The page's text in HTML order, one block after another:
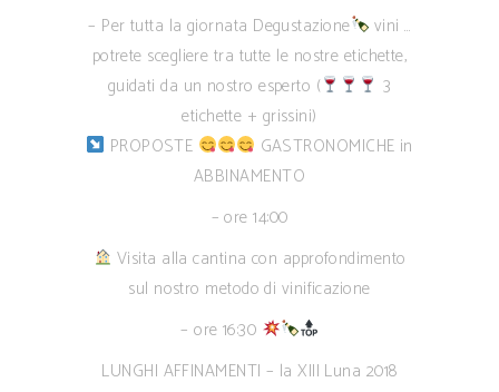
– Per tutta la giornata Degustazione
vini …
potrete scegliere tra tutte le nostre etichette,
guidati da un nostro esperto (
3
etichette + grissini)
PROPOSTE
GASTRONOMICHE in
ABBINAMENTO
– ore 14:00
Visita alla cantina con approfondimento
sul nostro metodo di vinificazione
– ore 16:30
LUNGHI AFFINAMENTI – la XIII Luna 2018